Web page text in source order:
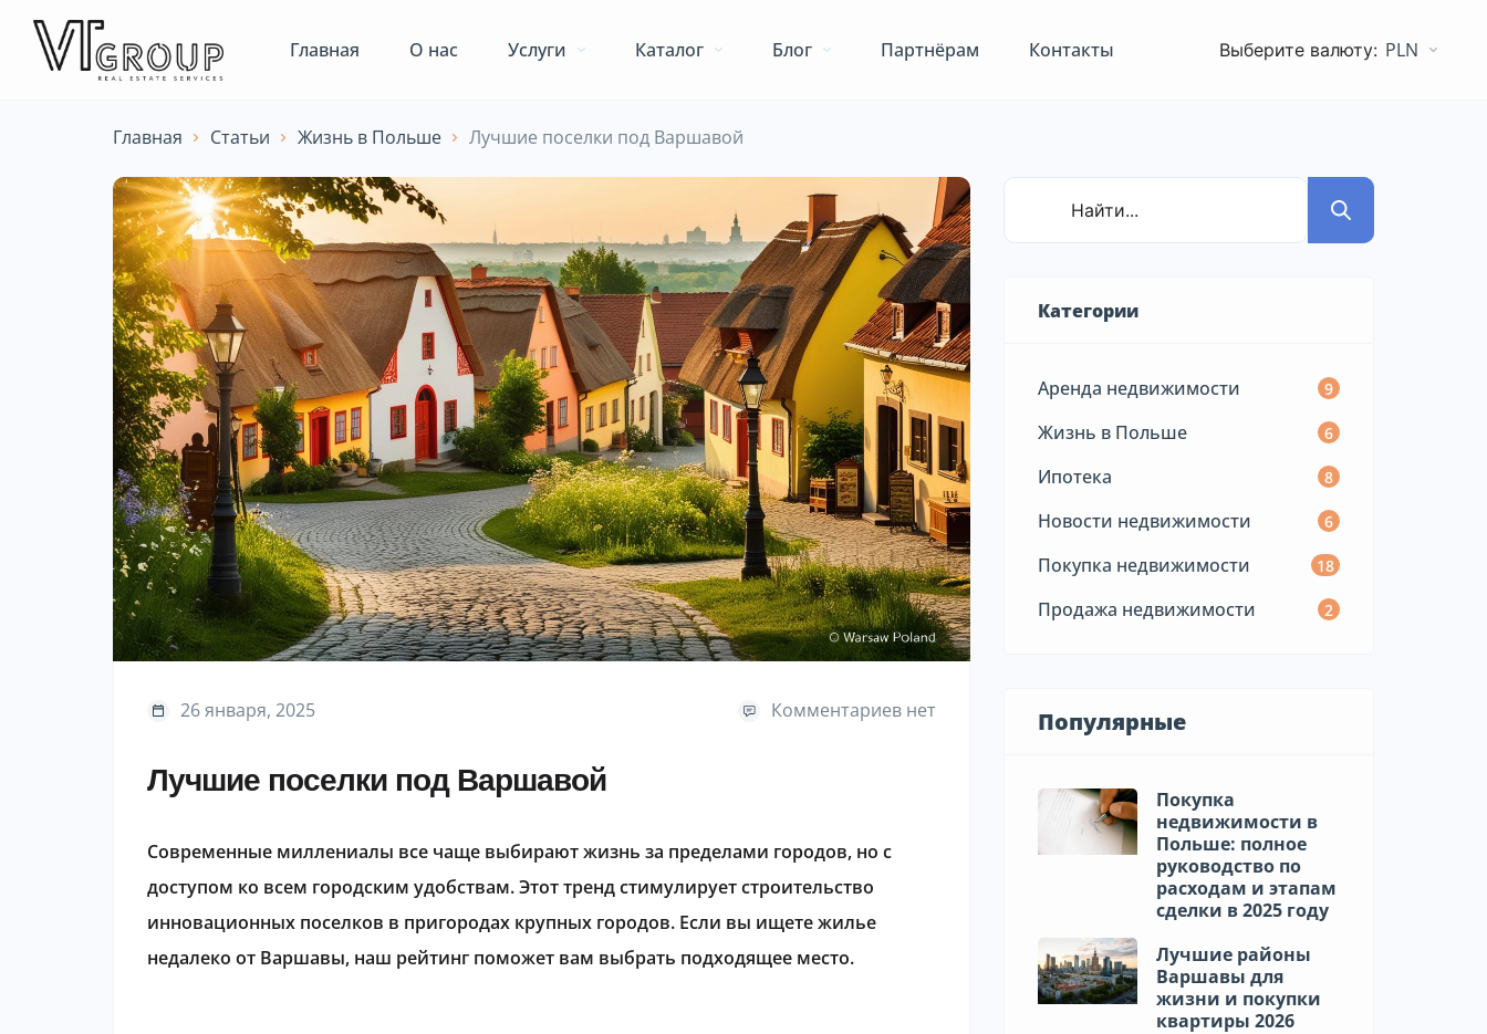
Главная О нас Услуги Каталог Блог Партнёрам Контакты PLN
Главная Статьи Жизнь в Польше Лучшие поселки под Варшавой
26 января, 2025 Комментариев нет
Лучшие поселки под Варшавой
Современные миллениалы все чаще выбирают жизнь за пределами городов, но с
доступом ко всем городским удобствам. Этот тренд стимулирует строительство
инновационных поселков в пригородах крупных городов. Если вы ищете жилье
недалеко от Варшавы, наш рейтинг поможет вам выбрать подходящее место.
Категории
Аренда недвижимости 9
Жизнь в Польше 6
Ипотека 8
Новости недвижимости 6
Покупка недвижимости 18
Продажа недвижимости 2
Популярные
Покупка
недвижимости в
Польше: полное
руководство по
расходам и этапам
сделки в 2025 году
Лучшие районы
Варшавы для
жизни и покупки
квартиры 2026